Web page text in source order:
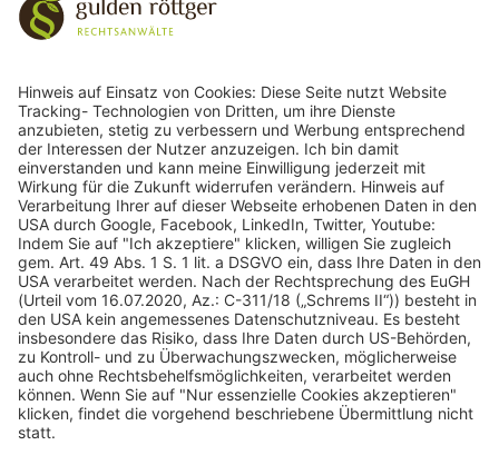
gulden röttger rechtsanwälte
gulden röttger rechtsanwälte
Jean-Pierre-Jungels-Str.10
55126 Mainz
06131 240950
anfrage@ggr-law.com